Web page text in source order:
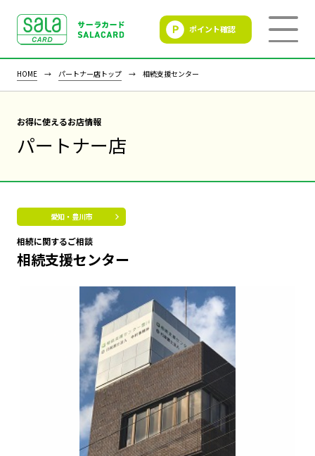
ポイント確認
HOME パートナー店トップ 相続支援センター
お得に使えるお店情報
パートナー店
愛知・豊川市
相続に関するご相談
相続支援センター